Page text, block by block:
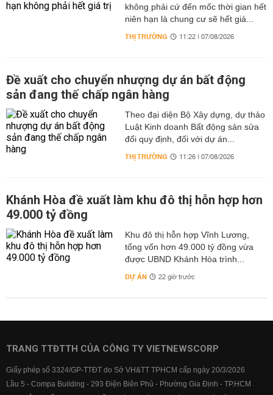
không phải cứ đến mốc thời gian hết
niên hạn là chung cư sẽ hết giá...
THỊ TRƯỜNG 11:22 | 07/08/2026
Đề xuất cho chuyển nhượng dự án bất động
sản đang thế chấp ngân hàng
Theo đại diện Bộ Xây dựng, dự thảo
Luật Kinh doanh Bất động sản sửa
đổi quy định, đối với dự án...
THỊ TRƯỜNG 11:26 | 07/08/2026
Khánh Hòa đề xuất làm khu đô thị hỗn hợp hơn
49.000 tỷ đồng
Khu đô thị hỗn hợp Vĩnh Lương,
tổng vốn hơn 49.000 tỷ đồng vừa
được UBND Khánh Hòa trình...
DỰ ÁN 22 giờ trước
TRANG TTĐTTH CỦA CÔNG TY VIETNEWSCORP
Giấy phép số 3324/GP-TTĐT do Sở VH&TT TPHCM cấp ngày 20/3/2026
Lầu 5 - Compa Building - 293 Điện Biên Phủ - Phường Gia Định - TP.HCM